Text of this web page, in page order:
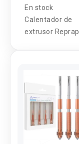
En stock
Calentador de
extrusor Reprap
Prusa Mendel